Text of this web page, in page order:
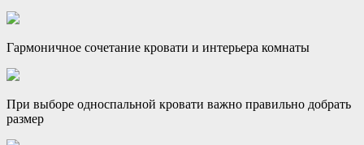
Гармоничное сочетание кровати и интерьера комнаты
При выборе односпальной кровати важно правильно добрать
размер